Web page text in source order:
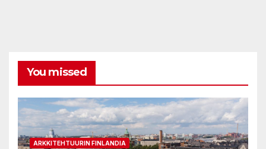
You missed
ARKKITEHTUURIN FINLANDIA